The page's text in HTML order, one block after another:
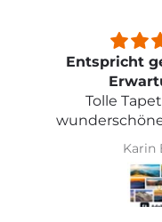
Entspricht
Tolle
Karin